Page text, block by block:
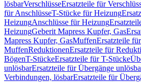
lösbarVerschlüsseErsatzteile für
für AnschlüsseT-Stücke für Heizung
HeizungAnschlüsse für Heizung
HeizungGeberit Mapress Kupfer, Gas
Mapress Kupfer, GasMuffenErsatzteile für
MuffenReduktionenErsatzteile für
BögenT-StückeErsatzteile für T-Stücke
unlösbarErsatzteile für Übergänge
Verbindungen, lösbarErsatzteile für